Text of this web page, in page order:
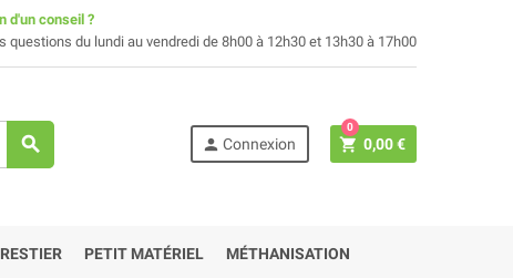
d'un conseil ?
questions du lundi au vendredi de 8h00 à 12h30 et 13h30 à 17h00
search person Connexion shopping_cart 0,00 €
0
PETIT MATÉRIEL MÉTHANISATION